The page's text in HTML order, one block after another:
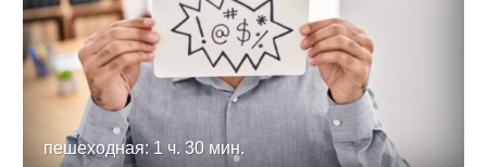
пешеходная: 1 ч. 30 мин.